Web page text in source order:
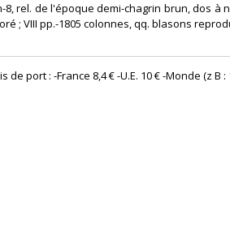
8, rel. de l'époque demi-chagrin brun, dos à
; VIII pp.-1805 colonnes, qq. blasons
port : -France 8,4 € -U.E. 10 € -Monde (z B :